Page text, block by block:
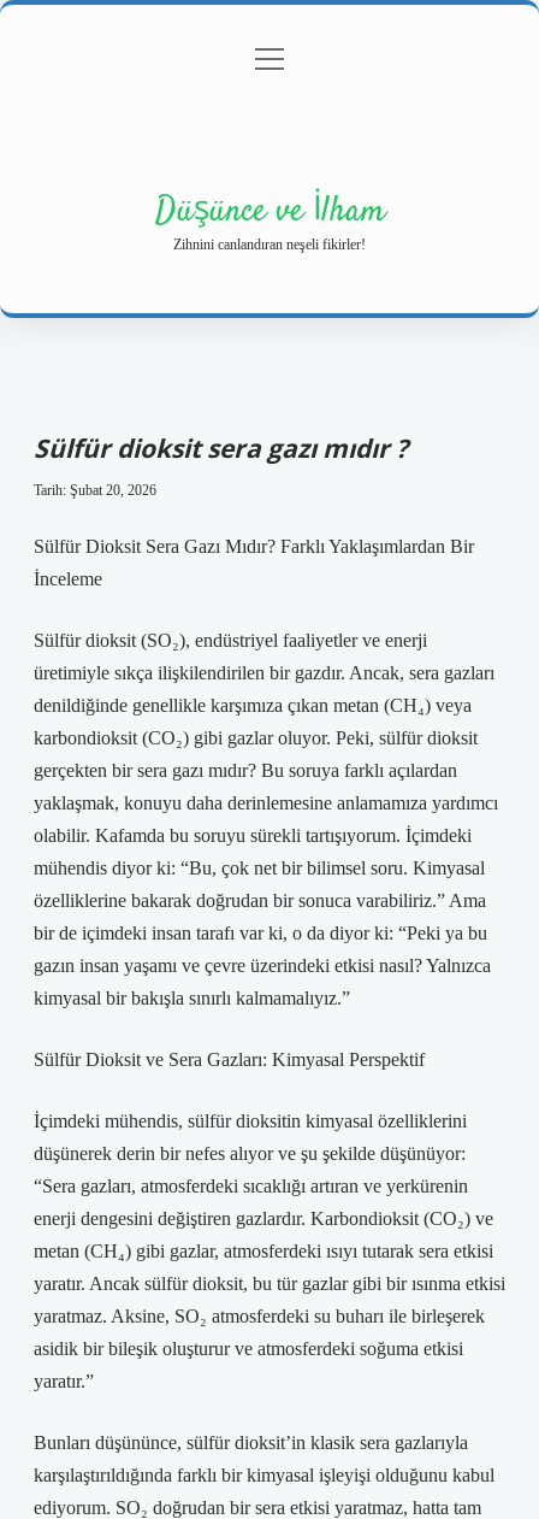
Gizlilik Politikası
menüyü
Düşünce ve İlham
Zihnini canlandıran neşeli fikirler!
Sülfür dioksit sera gazı mıdır ?
Tarih: Şubat 20, 2026
Sülfür Dioksit Sera Gazı Mıdır? Farklı Yaklaşımlardan Bir
İnceleme
Sülfür dioksit (SO₂), endüstriyel faaliyetler ve enerji
üretimiyle sıkça ilişkilendirilen bir gazdır. Ancak, sera gazları
denildiğinde genellikle karşımıza çıkan metan (CH₄) veya
karbondioksit (CO₂) gibi gazlar oluyor. Peki, sülfür dioksit
gerçekten bir sera gazı mıdır? Bu soruya farklı açılardan
yaklaşmak, konuyu daha derinlemesine anlamamıza yardımcı
olabilir. Kafamda bu soruyu sürekli tartışıyorum. İçimdeki
mühendis diyor ki: “Bu, çok net bir bilimsel soru. Kimyasal
özelliklerine bakarak doğrudan bir sonuca varabiliriz.” Ama
bir de içimdeki insan tarafı var ki, o da diyor ki: “Peki ya bu
gazın insan yaşamı ve çevre üzerindeki etkisi nasıl? Yalnızca
kimyasal bir bakışla sınırlı kalmamalıyız.”
Sülfür Dioksit ve Sera Gazları: Kimyasal Perspektif
İçimdeki mühendis, sülfür dioksitin kimyasal özelliklerini
düşünerek derin bir nefes alıyor ve şu şekilde düşünüyor:
“Sera gazları, atmosferdeki sıcaklığı artıran ve yerkürenin
enerji dengesini değiştiren gazlardır. Karbondioksit (CO₂) ve
metan (CH₄) gibi gazlar, atmosferdeki ısıyı tutarak sera etkisi
yaratır. Ancak sülfür dioksit, bu tür gazlar gibi bir ısınma etkisi
yaratmaz. Aksine, SO₂ atmosferdeki su buharı ile birleşerek
asidik bir bileşik oluşturur ve atmosferdeki soğuma etkisi
yaratır.”
Bunları düşününce, sülfür dioksit’in klasik sera gazlarıyla
karşılaştırıldığında farklı bir kimyasal işleyişi olduğunu kabul
ediyorum. SO₂ doğrudan bir sera etkisi yaratmaz, hatta tam